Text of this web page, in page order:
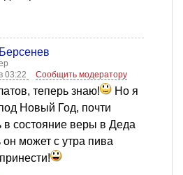
03:22
Сообщить модератору
теперь знаю!
Но я
Новый Год, почти
состояние веры в Деда
может с утра пива